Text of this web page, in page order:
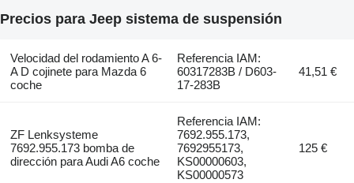
Precios para Jeep sistema de suspensión
Velocidad del rodamiento A 6-
A D cojinete para Mazda 6
coche
Referencia IAM:
60317283B / D603-
17-283B
41,51 €
ZF Lenksysteme
7692.955.173 bomba de
dirección para Audi A6 coche
Referencia IAM:
7692.955.173,
7692955173,
KS00000603,
KS00000573
125 €